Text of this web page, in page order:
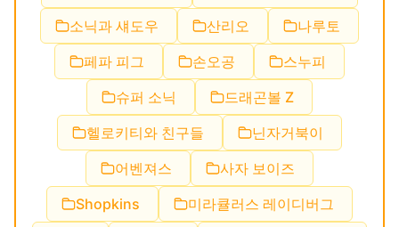
소닉과 섀도우
산리오
나루토
페파 피그
손오공
스누피
슈퍼 소닉
드래곤볼 Z
헬로키티와 친구들
닌자거북이
어벤져스
사자 보이즈
Shopkins
미라큘러스 레이디버그